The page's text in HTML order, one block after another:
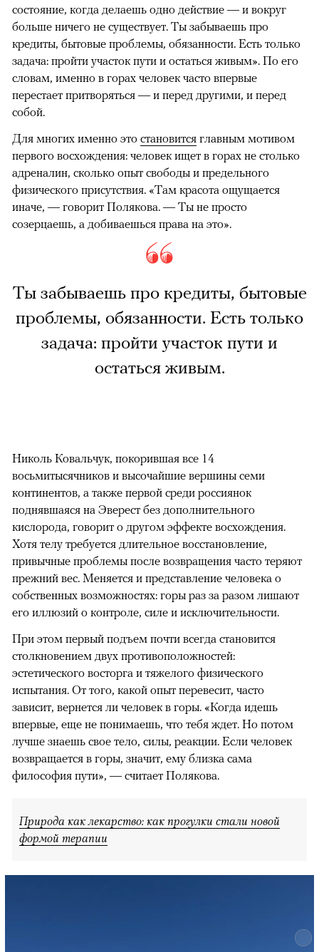
состояние, когда делаешь одно действие — и вокруг
больше ничего не существует. Ты забываешь про
кредиты, бытовые проблемы, обязанности. Есть только
задача: пройти участок пути и остаться живым». По его
словам, именно в горах человек часто впервые
перестает притворяться — и перед другими, и перед
собой.
Для многих именно это становится главным мотивом
первого восхождения: человек ищет в горах не столько
адреналин, сколько опыт свободы и предельного
физического присутствия. «Там красота ощущается
иначе, — говорит Полякова. — Ты не просто
созерцаешь, а добиваешься права на это».
Ты забываешь про кредиты, бытовые
проблемы, обязанности. Есть только
задача: пройти участок пути и
остаться живым.
Николь Ковальчук, покорившая все 14
восьмитысячников и высочайшие вершины семи
континентов, а также первой среди россиянок
поднявшаяся на Эверест без дополнительного
кислорода, говорит о другом эффекте восхождения.
Хотя телу требуется длительное восстановление,
привычные проблемы после возвращения часто теряют
прежний вес. Меняется и представление человека о
собственных возможностях: горы раз за разом лишают
его иллюзий о контроле, силе и исключительности.
При этом первый подъем почти всегда становится
столкновением двух противоположностей:
эстетического восторга и тяжелого физического
испытания. От того, какой опыт перевесит, часто
зависит, вернется ли человек в горы. «Когда идешь
впервые, еще не понимаешь, что тебя ждет. Но потом
лучше знаешь свое тело, силы, реакции. Если человек
возвращается в горы, значит, ему близка сама
философия пути», — считает Полякова.
Природа как лекарство: как прогулки стали новой
формой терапии